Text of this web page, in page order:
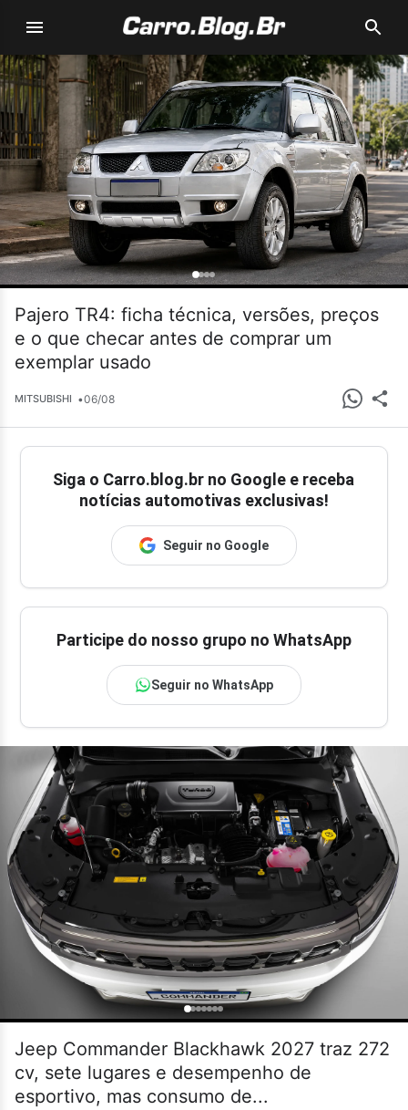
Pajero TR4: ficha técnica, versões, preços
e o que checar antes de comprar um
exemplar usado
MITSUBISHI •06/08
Siga o Carro.blog.br no Google e receba
notícias automotivas exclusivas!
Seguir no Google
Participe do nosso grupo no WhatsApp
Seguir no WhatsApp
Jeep Commander Blackhawk 2027 traz 272
cv, sete lugares e desempenho de
esportivo, mas consumo de...